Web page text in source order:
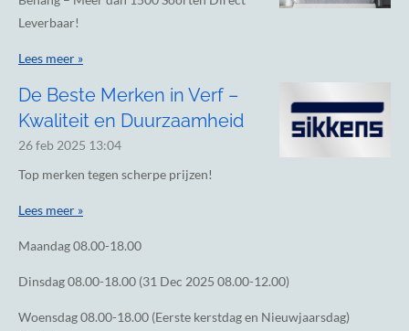
Leverbaar!
Lees meer »
De Beste Merken in Verf –
Kwaliteit en Duurzaamheid
26 feb 2025 13:04
Top merken tegen scherpe prijzen!
Lees meer »
Maandag08.00-18.00
Dinsdag08.00-18.00 (31 Dec 2025 08.00-12.00)
Woensdag08.00-18.00 (Eerste kerstdag en Nieuwjaarsdag)